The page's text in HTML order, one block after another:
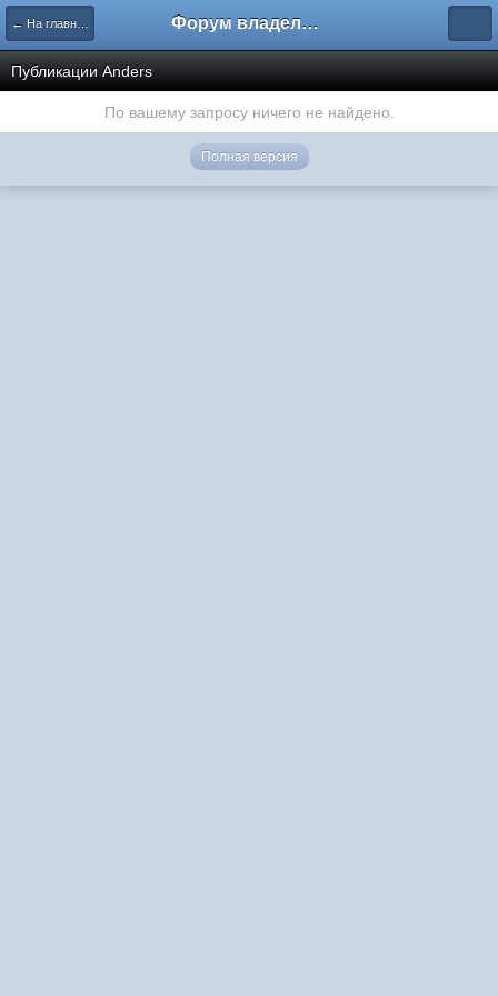
← На главную Форум владельцев интернет-магазинов
Публикации Anders
По вашему запросу ничего не найдено.
Полная версия